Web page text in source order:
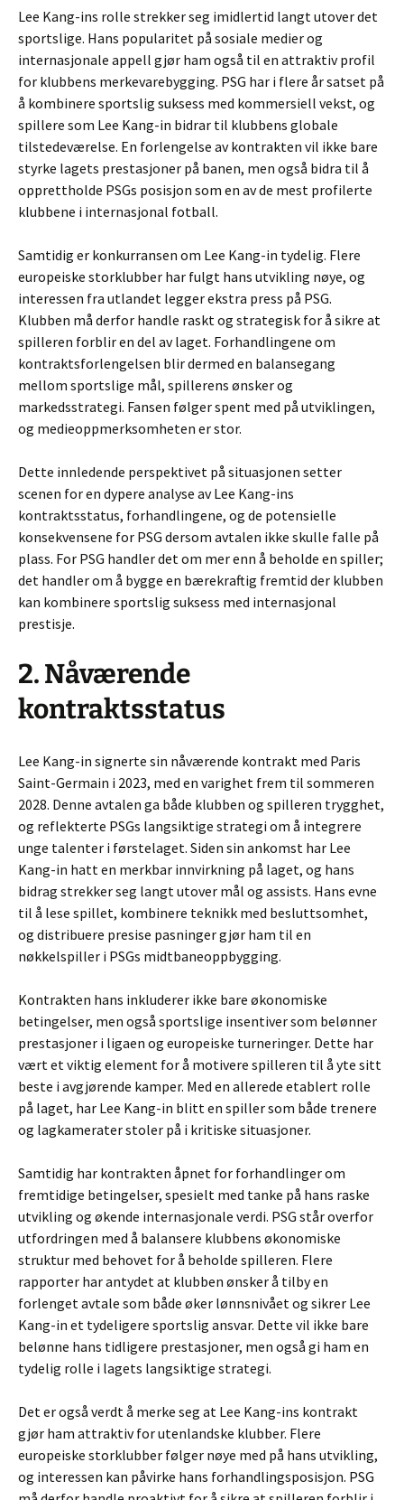
Lee Kang-ins rolle strekker seg imidlertid langt utover det
sportslige. Hans popularitet på sosiale medier og
internasjonale appell gjør ham også til en attraktiv profil
for klubbens merkevarebygging. PSG har i flere år satset på
å kombinere sportslig suksess med kommersiell vekst, og
spillere som Lee Kang-in bidrar til klubbens globale
tilstedeværelse. En forlengelse av kontrakten vil ikke bare
styrke lagets prestasjoner på banen, men også bidra til å
opprettholde PSGs posisjon som en av de mest profilerte
klubbene i internasjonal fotball.
Samtidig er konkurransen om Lee Kang-in tydelig. Flere
europeiske storklubber har fulgt hans utvikling nøye, og
interessen fra utlandet legger ekstra press på PSG.
Klubben må derfor handle raskt og strategisk for å sikre at
spilleren forblir en del av laget. Forhandlingene om
kontraktsforlengelsen blir dermed en balansegang
mellom sportslige mål, spillerens ønsker og
markedsstrategi. Fansen følger spent med på utviklingen,
og medieoppmerksomheten er stor.
Dette innledende perspektivet på situasjonen setter
scenen for en dypere analyse av Lee Kang-ins
kontraktsstatus, forhandlingene, og de potensielle
konsekvensene for PSG dersom avtalen ikke skulle falle på
plass. For PSG handler det om mer enn å beholde en spiller;
det handler om å bygge en bærekraftig fremtid der klubben
kan kombinere sportslig suksess med internasjonal
prestisje.
2. Nåværende
kontraktsstatus
Lee Kang-in signerte sin nåværende kontrakt med Paris
Saint-Germain i 2023, med en varighet frem til sommeren
2028. Denne avtalen ga både klubben og spilleren trygghet,
og reflekterte PSGs langsiktige strategi om å integrere
unge talenter i førstelaget. Siden sin ankomst har Lee
Kang-in hatt en merkbar innvirkning på laget, og hans
bidrag strekker seg langt utover mål og assists. Hans evne
til å lese spillet, kombinere teknikk med besluttsomhet,
og distribuere presise pasninger gjør ham til en
nøkkelspiller i PSGs midtbaneoppbygging.
Kontrakten hans inkluderer ikke bare økonomiske
betingelser, men også sportslige insentiver som belønner
prestasjoner i ligaen og europeiske turneringer. Dette har
vært et viktig element for å motivere spilleren til å yte sitt
beste i avgjørende kamper. Med en allerede etablert rolle
på laget, har Lee Kang-in blitt en spiller som både trenere
og lagkamerater stoler på i kritiske situasjoner.
Samtidig har kontrakten åpnet for forhandlinger om
fremtidige betingelser, spesielt med tanke på hans raske
utvikling og økende internasjonale verdi. PSG står overfor
utfordringen med å balansere klubbens økonomiske
struktur med behovet for å beholde spilleren. Flere
rapporter har antydet at klubben ønsker å tilby en
forlenget avtale som både øker lønnsnivået og sikrer Lee
Kang-in et tydeligere sportslig ansvar. Dette vil ikke bare
belønne hans tidligere prestasjoner, men også gi ham en
tydelig rolle i lagets langsiktige strategi.
Det er også verdt å merke seg at Lee Kang-ins kontrakt
gjør ham attraktiv for utenlandske klubber. Flere
europeiske storklubber følger nøye med på hans utvikling,
og interessen kan påvirke hans forhandlingsposisjon. PSG